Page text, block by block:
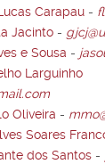
Carapau -
Jacinto -
e Sousa -
Larguinho
Oliveira -
Soares
dos Santos -